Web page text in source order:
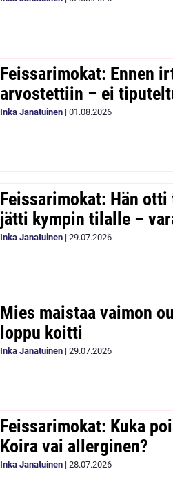
Feissarimokat: Ennen
arvostettiin – ei
Inka Janatuinen | 01.08.2026
Feissarimokat: Hän
jätti kympin tilalle –
Inka Janatuinen | 29.07.2026
Mies maistaa vaimon
loppu koitti
Inka Janatuinen | 29.07.2026
Feissarimokat: Kuka
Koira vai allerginen?
Inka Janatuinen | 28.07.2026